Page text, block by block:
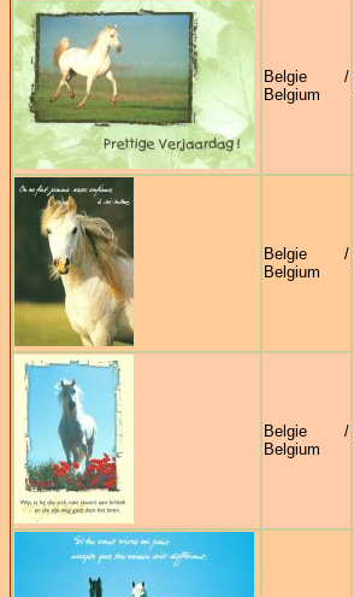
Belgie /
Belgium
Belgie /
Belgium
Belgie /
Belgium